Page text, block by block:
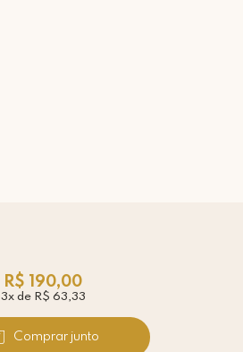
R$ 190,00
3x de R$ 63,33
Comprar junto